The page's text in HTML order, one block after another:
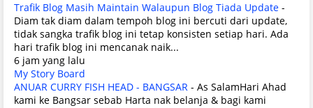
Trafik Blog Masih Maintain Walaupun Blog Tiada Update -
Diam tak diam dalam tempoh blog ini bercuti dari update,
tidak sangka trafik blog ini tetap konsisten setiap hari. Ada
hari trafik blog ini mencanak naik...
6 jam yang lalu
My Story Board
ANUAR CURRY FISH HEAD - BANGSAR - As SalamHari Ahad
kami ke Bangsar sebab Harta nak belanja & bagi kami